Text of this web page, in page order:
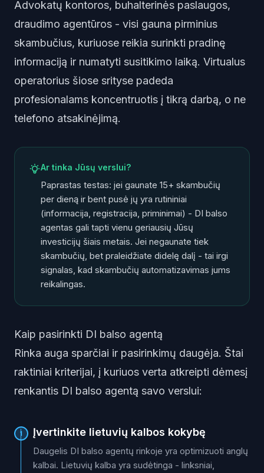
Advokatų kontoros, buhalterinės paslaugos,
draudimo agentūros - visi gauna pirminius
skambučius, kuriuose reikia surinkti pradinę
informaciją ir numatyti susitikimo laiką. Virtualus
operatorius šiose srityse padeda
profesionalams koncentruotis į tikrą darbą, o ne
telefono atsakinėjimą.
Ar tinka Jūsų verslui?
Paprastas testas: jei gaunate 15+ skambučių
per dieną ir bent pusė jų yra rutininiai
(informacija, registracija, priminimai) - DI balso
agentas gali tapti vienu geriausių Jūsų
investicijų šiais metais. Jei negaunate tiek
skambučių, bet praleidžiate didelę dalį - tai irgi
signalas, kad skambučių automatizavimas jums
reikalingas.
Kaip pasirinkti DI balso agentą
Rinka auga sparčiai ir pasirinkimų daugėja. Štai
raktiniai kriterijai, į kuriuos verta atkreipti dėmesį
renkantis DI balso agentą savo verslui:
1 Įvertinkite lietuvių kalbos kokybę
Daugelis DI balso agentų rinkoje yra optimizuoti anglų
kalbai. Lietuvių kalba yra sudėtinga - linksniai,